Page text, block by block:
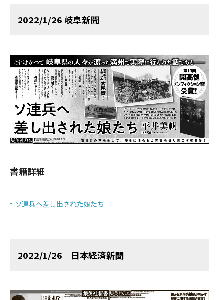
2022/1/26 岐阜新聞
書籍詳細
ソ連兵へ差し出された娘たち
2022/1/26 日本経済新聞